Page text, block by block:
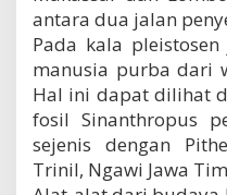
antara dua jalan
Pada kala
manusia purba dari
Hal ini dapat dilihat
fosil Sinanthropus
sejenis dengan
Trinil, Ngawi Jawa